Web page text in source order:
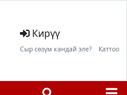
Кирүү
Сыр сөзүм кандай эле? Каттоо